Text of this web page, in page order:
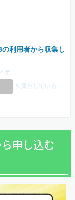
利用者から収集し
ダ
素を満たしている
ら申し込む